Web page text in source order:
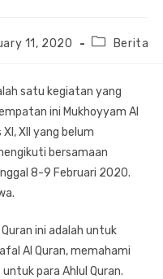
11, 2020
PostBerita
satu kegiatan yang
ini Mukhoyyam Al
XII yang belum
bersamaan
8-9 Februari 2020.
ini adalah untuk
Al Quran, memahami
para Ahlul Quran.